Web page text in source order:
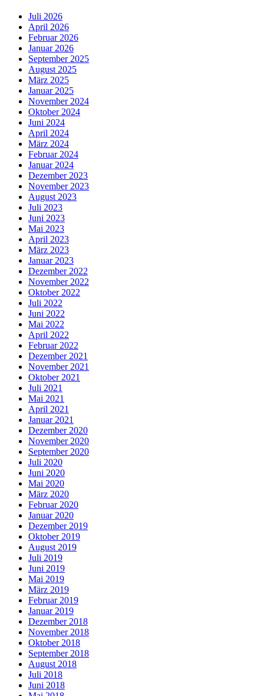
Juli 2026
April 2026
Februar 2026
Januar 2026
September 2025
August 2025
März 2025
Januar 2025
November 2024
Oktober 2024
Juni 2024
April 2024
März 2024
Februar 2024
Januar 2024
Dezember 2023
November 2023
August 2023
Juli 2023
Juni 2023
Mai 2023
April 2023
März 2023
Januar 2023
Dezember 2022
November 2022
Oktober 2022
Juli 2022
Juni 2022
Mai 2022
April 2022
Februar 2022
Dezember 2021
November 2021
Oktober 2021
Juli 2021
Mai 2021
April 2021
Januar 2021
Dezember 2020
November 2020
September 2020
Juli 2020
Juni 2020
Mai 2020
März 2020
Februar 2020
Januar 2020
Dezember 2019
Oktober 2019
August 2019
Juli 2019
Juni 2019
Mai 2019
März 2019
Februar 2019
Januar 2019
Dezember 2018
November 2018
Oktober 2018
September 2018
August 2018
Juli 2018
Juni 2018